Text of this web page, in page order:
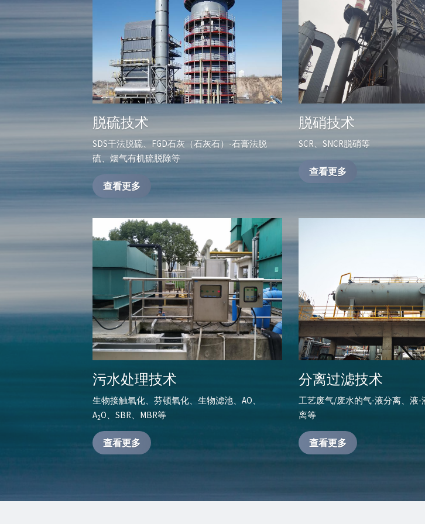
脱硫技术
SDS干法脱硫、FGD石灰（石灰石）-石膏法脱
硫、烟气有机硫脱除等
查看更多
脱硝技术
SCR、SNCR脱硝等
查看更多
污水处理技术
生物接触氧化、芬顿氧化、生物滤池、AO、
A2O、SBR、MBR等
查看更多
分离过滤技术
工艺废气/废水的气-液分离、液-
离等
查看更多